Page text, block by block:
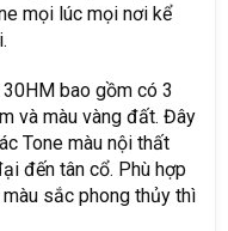
mọi lúc mọi nơi kể
bao gồm có 3
và màu vàng đất. Đây
Tone màu nội thất
đến tân cổ. Phù hợp
sắc phong thủy thì